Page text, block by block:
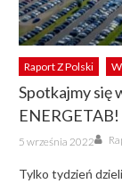
Raport Z Polski
Spotkajmy się
ENERGETAB!
Posted
on
5 września 2022
Tylko tydzień